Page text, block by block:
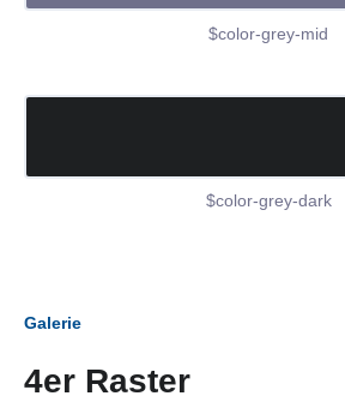
$color-grey-mid
$color-grey-dark
Galerie
4er Raster